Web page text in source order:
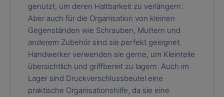
genutzt, um deren Haltbarkeit zu verlängern.
Aber auch für die Organisation von kleinen
Gegenständen wie Schrauben, Muttern und
anderem Zubehör sind sie perfekt geeignet.
Handwerker verwenden sie gerne, um Kleinteile
übersichtlich und griffbereit zu lagern. Auch im
Lager sind Druckverschlussbeutel eine
praktische Organisationshilfe, da sie eine